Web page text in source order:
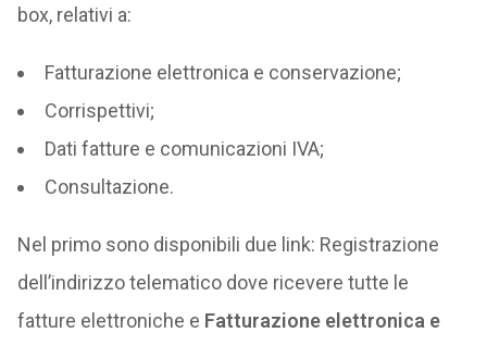
box, relativi a:
Fatturazione elettronica e conservazione;
Corrispettivi;
Dati fatture e comunicazioni IVA;
Consultazione.
Nel primo sono disponibili due link: Registrazione
dell’indirizzo telematico dove ricevere tutte le
fatture elettroniche e Fatturazione elettronica e